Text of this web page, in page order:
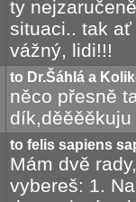
ty
situaci.. tak
vážný, lidi!!!
to Dr.Šáhlá a
něco přesně
to felis sapiens
Mám dvě
vybereš: 1.